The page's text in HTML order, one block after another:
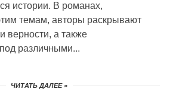
истории. В романах,
темам, авторы раскрывают
верности, а также
различными...
ЧИТАТЬ ДАЛЕЕ »